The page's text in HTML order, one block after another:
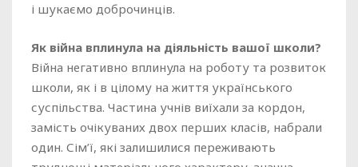
і шукаємо доброчинців.
Як війна вплинула на діяльність вашої школи?
Війна негативно вплинула на роботу та розвиток
школи, як і в цілому на життя українського
суспільства. Частина учнів виїхали за кордон,
замість очікуваних двох перших класів, набрали
один. Сім’ї, які залишилися переживають